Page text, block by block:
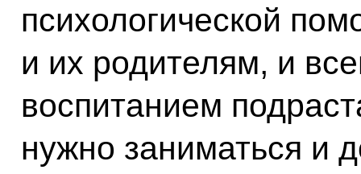
психологической
и их родителям, и
воспитанием
нужно заниматься и